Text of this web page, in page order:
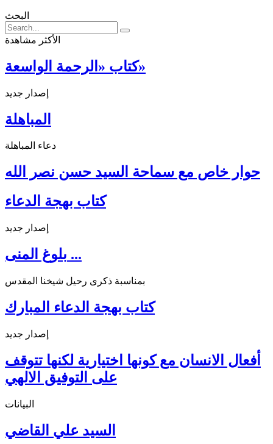
البحث
الأكثر مشاهدة
كتاب «الرحمة الواسعة»
إصدار جديد
المباهلة
دعاء المباهلة
حوار خاص مع سماحة السيد حسن نصر الله
كتاب بهجة الدعاء
إصدار جديد
بلوغ المنى ...
بمناسبة ذكرى رحيل شيخنا المقدس
كتاب بهجة الدعاء المبارك
إصدار جديد
أفعال الانسان مع كونها اختيارية لكنها تتوقف
على التوفيق الالهي
البيانات
السيد علي القاضي